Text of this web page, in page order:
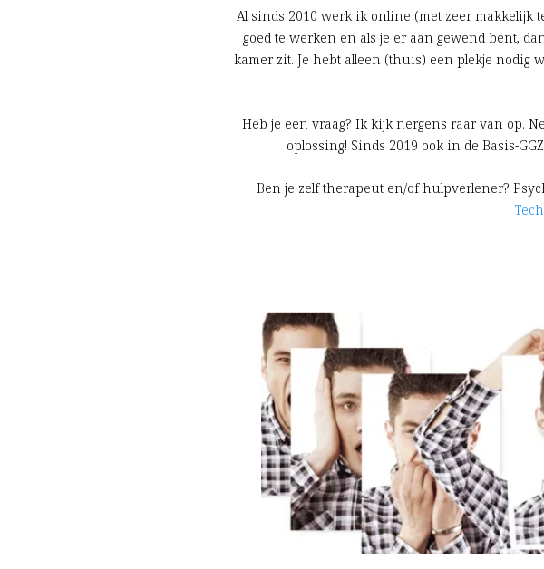
Al sinds 2010 werk ik online (met zeer
goed te werken en als je er aan gewend bent,
kamer zit. Je hebt alleen (thuis) een plekje nodig
Heb je een vraag? Ik kijk nergens raar van op.
oplossing! Sinds 2019 ook in de Basis-
Ben je zelf therapeut en/of hulpverlener?